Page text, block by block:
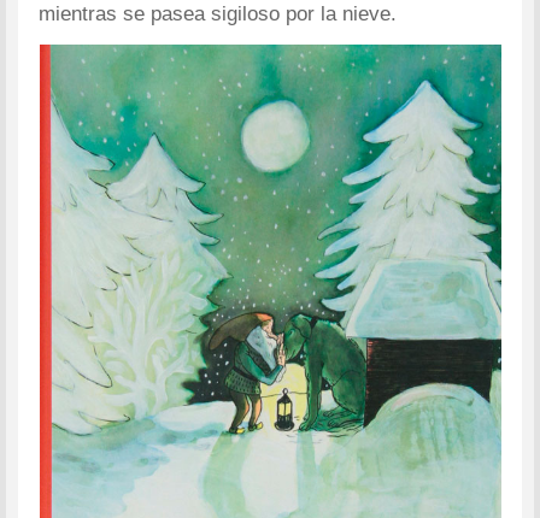
mientras se pasea sigiloso por la nieve.